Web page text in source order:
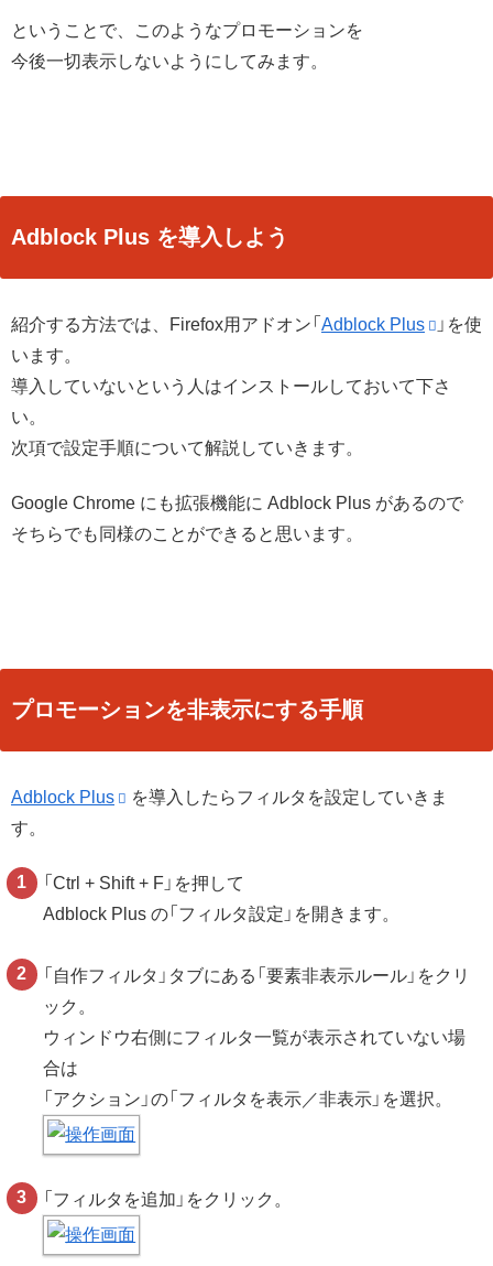
ということで、このようなプロモーションを
今後一切表示しないようにしてみます。
Adblock Plus を導入しよう
紹介する方法では、Firefox用アドオン「 Adblock Plus
」を使
います。
導入していないという人はインストールしておいて下さ
い。
次項で設定手順について解説していきます。
Google Chrome にも拡張機能に Adblock Plus があるので
そちらでも同様のことができると思います。
プロモーションを非表示にする手順
Adblock Plus
を導入したらフィルタを設定していきま
す。
「Ctrl + Shift + F」を押して
Adblock Plus の「フィルタ設定」を開きます。
「自作フィルタ」タブにある「要素非表示ルール」をクリ
ック。
ウィンドウ右側にフィルタ一覧が表示されていない場
合は
「アクション」の「フィルタを表示／非表示」を選択。
「フィルタを追加」をクリック。